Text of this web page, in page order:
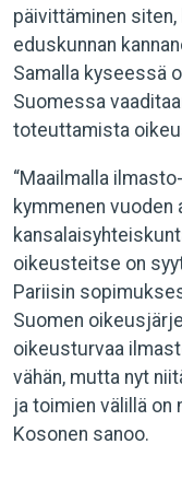
päivittäminen siten,
eduskunnan
Samalla kyseessä
Suomessa
toteuttamista
“Maailmalla
kymmenen vuoden
oikeusteitse on
Pariisin
Suomen
oikeusturvaa
vähän, mutta nyt
ja toimien välillä on
Kosonen sanoo.